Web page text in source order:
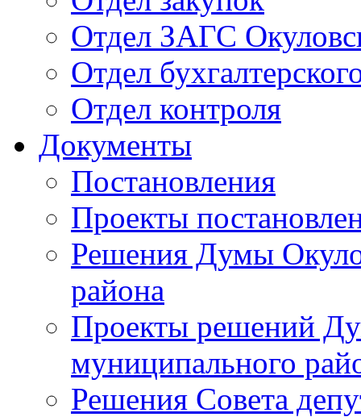
Отдел ЗАГС
Отдел
Отдел контроля
Документы
Постановления
Проекты
Решения Думы
района
Проекты решений
муниципального
Решения Совета